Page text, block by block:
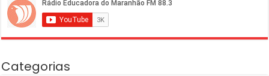
Categorias